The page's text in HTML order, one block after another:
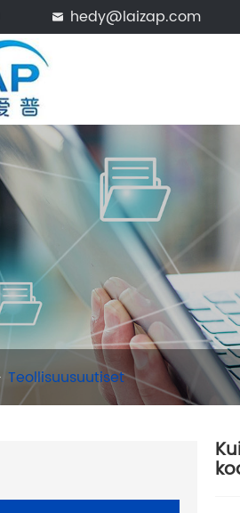
 hedy@laizap.com
Teollisuusuutiset